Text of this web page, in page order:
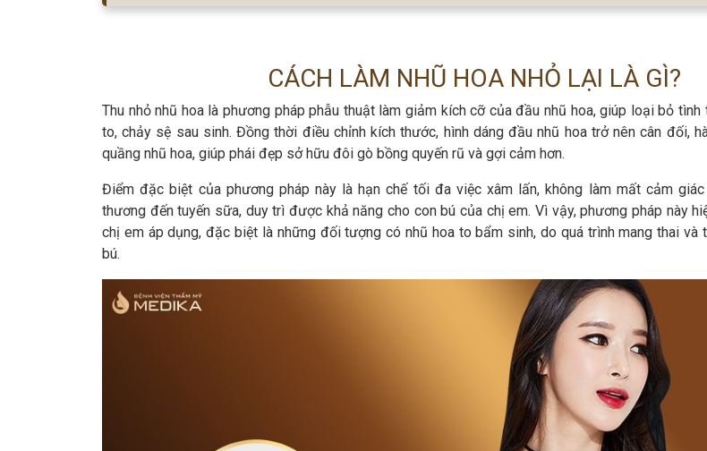
CÁCH LÀM NHŨ HOA NHỎ LẠI LÀ GÌ?
Thu nhỏ nhũ hoa là phương pháp phẫu thuật làm giảm kích cỡ của đầu nhũ hoa, giúp loại bỏ tình
to, chảy sệ sau sinh. Đồng thời điều chỉnh kích thước, hình dáng đầu nhũ hoa trở nên cân đối,
quầng nhũ hoa, giúp phái đẹp sở hữu đôi gò bồng quyến rũ và gợi cảm hơn.
Điểm đặc biệt của phương pháp này là hạn chế tối đa việc xâm lấn, không làm mất cảm
thương đến tuyến sữa, duy trì được khả năng cho con bú của chị em. Vì vậy, phương pháp này
chị em áp dụng, đặc biệt là những đối tượng có nhũ hoa to bẩm sinh, do quá trình mang thai và
bú.